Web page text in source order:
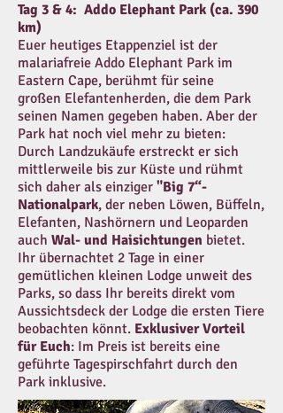
Tag 3 & 4: Addo Elephant Park (ca. 390
km)
Euer heutiges Etappenziel ist der
malariafreie Addo Elephant Park im
Eastern Cape, berühmt für seine
großen Elefantenherden, die dem Park
seinen Namen gegeben haben. Aber der
Park hat noch viel mehr zu bieten:
Durch Landzukäufe erstreckt er sich
mittlerweile bis zur Küste und rühmt
sich daher als einziger "Big 7“-
Nationalpark, der neben Löwen, Büffeln,
Elefanten, Nashörnern und Leoparden
auch Wal- und Haisichtungen bietet.
Ihr übernachtet 2 Tage in einer
gemütlichen kleinen Lodge unweit des
Parks, so dass Ihr bereits direkt vom
Aussichtsdeck der Lodge die ersten Tiere
beobachten könnt. Exklusiver Vorteil
für Euch: Im Preis ist bereits eine
geführte Tagespirschfahrt durch den
Park inklusive.